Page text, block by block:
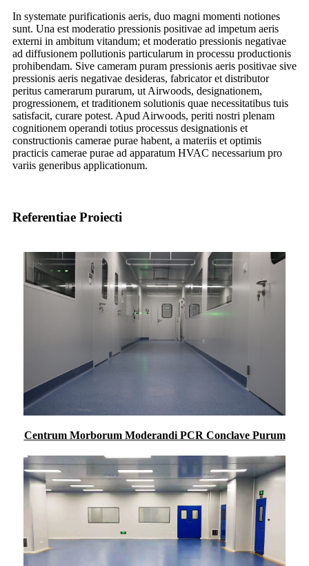
In systemate purificationis aeris, duo magni momenti notiones
sunt. Una est moderatio pressionis positivae ad impetum aeris
externi in ambitum vitandum; et moderatio pressionis negativae
ad diffusionem pollutionis particularum in processu productionis
prohibendam. Sive cameram puram pressionis aeris positivae sive
pressionis aeris negativae desideras, fabricator et distributor
peritus camerarum purarum, ut Airwoods, designationem,
progressionem, et traditionem solutionis quae necessitatibus tuis
satisfacit, curare potest. Apud Airwoods, periti nostri plenam
cognitionem operandi totius processus designationis et
constructionis camerae purae habent, a materiis et optimis
practicis camerae purae ad apparatum HVAC necessarium pro
variis generibus applicationum.
Referentiae Proiecti
Centrum Morborum Moderandi PCR Conclave Purum